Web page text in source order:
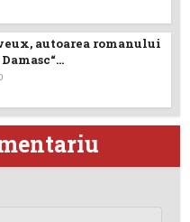
autoarea romanului